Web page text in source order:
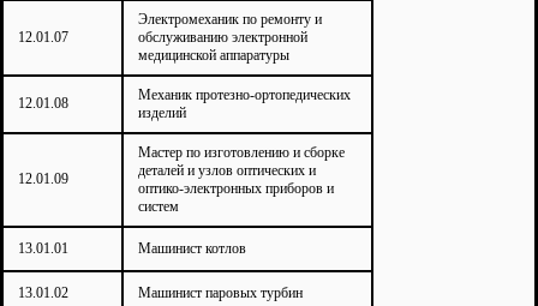
12.01.07
Электромеханик по ремонту и
обслуживанию электронной
медицинской аппаратуры
12.01.08
Механик протезно-ортопедических
изделий
12.01.09
Мастер по изготовлению и сборке
деталей и узлов оптических и
оптико-электронных приборов и
систем
13.01.01 Машинист котлов
13.01.02 Машинист паровых турбин